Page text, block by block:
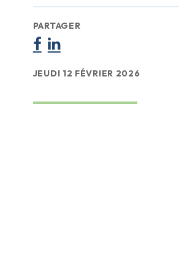
PARTAGER
JEUDI 12 FÉVRIER 2026